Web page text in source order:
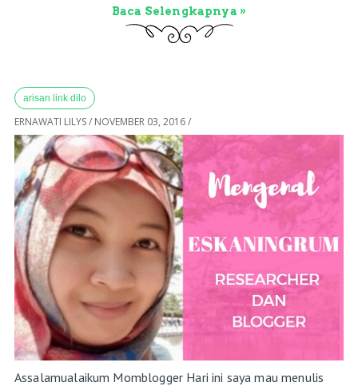
Baca Selengkapnya »
arisan link dilo
ERNAWATI LILYS/ NOVEMBER 03, 2016/
Assalamualaikum Momblogger Hari ini saya mau menulis